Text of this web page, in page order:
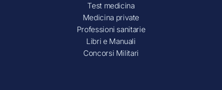
Test medicina
Medicina private
Professioni sanitarie
Libri e Manuali
Concorsi Militari